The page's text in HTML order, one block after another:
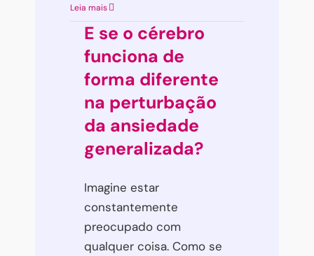
Leia mais
E se o cérebro
funciona de
forma diferente
na perturbação
da ansiedade
generalizada?
Imagine estar
constantemente
preocupado com
qualquer coisa. Como se